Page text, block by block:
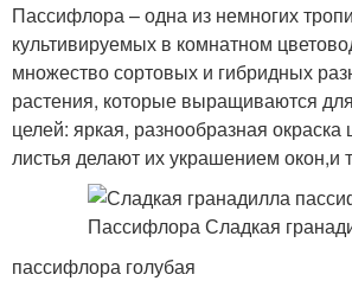
Пассифлора – одна из немногих
культивируемых в комнатном
множество сортовых и гибридных
растения, которые выращиваются
целей: яркая, разнообразная
листья делают их украшением окон,и
пассифлора голубая